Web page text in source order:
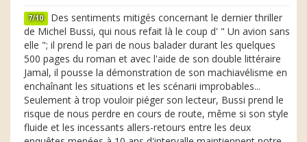
7/10 Des sentiments mitigés concernant le dernier thriller
de Michel Bussi, qui nous refait là le coup d' " Un avion sans
elle "; il prend le pari de nous balader durant les quelques
500 pages du roman et avec l'aide de son double littéraire
Jamal, il pousse la démonstration de son machiavélisme en
enchaînant les situations et les scénarii improbables...
Seulement à trop vouloir piéger son lecteur, Bussi prend le
risque de nous perdre en cours de route, même si son style
fluide et les incessants allers-retours entre les deux